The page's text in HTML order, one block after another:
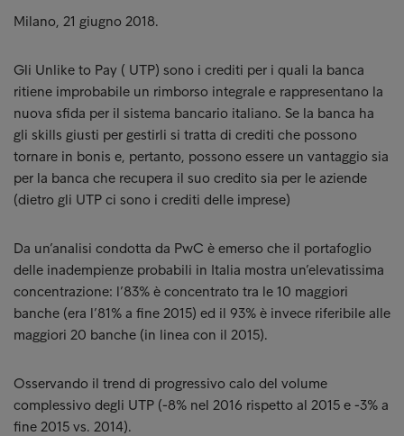
Milano, 21 giugno 2018.
Gli Unlike to Pay ( UTP) sono i crediti per i quali la banca
ritiene improbabile un rimborso integrale e rappresentano la
nuova sfida per il sistema bancario italiano. Se la banca ha
gli skills giusti per gestirli si tratta di crediti che possono
tornare in bonis e, pertanto, possono essere un vantaggio sia
per la banca che recupera il suo credito sia per le aziende
(dietro gli UTP ci sono i crediti delle imprese)
Da un’analisi condotta da PwC è emerso che il portafoglio
delle inadempienze probabili in Italia mostra un’elevatissima
concentrazione: l’83% è concentrato tra le 10 maggiori
banche (era l’81% a fine 2015) ed il 93% è invece riferibile alle
maggiori 20 banche (in linea con il 2015).
Osservando il trend di progressivo calo del volume
complessivo degli UTP (-8% nel 2016 rispetto al 2015 e -3% a
fine 2015 vs. 2014).